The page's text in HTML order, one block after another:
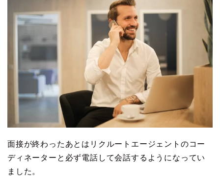
面接が終わったあとはリクルートエージェントのコー
ディネーターと必ず電話して会話するようになってい
ました。